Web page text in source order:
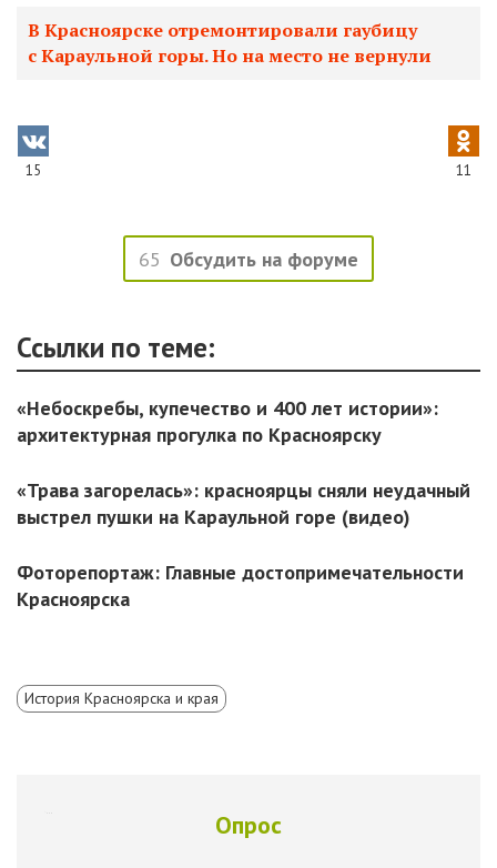
В Красноярске отремонтировали гаубицу
с Караульной горы. Но на место не вернули
15 11
65 Обсудить на форуме
Ссылки по теме:
«Небоскребы, купечество и 400 лет истории»:
архитектурная прогулка по Красноярску
«Трава загорелась»: красноярцы сняли неудачный
выстрел пушки на Караульной горе (видео)
Фоторепортаж: Главные достопримечательности
Красноярска
История Красноярска и края
Опрос